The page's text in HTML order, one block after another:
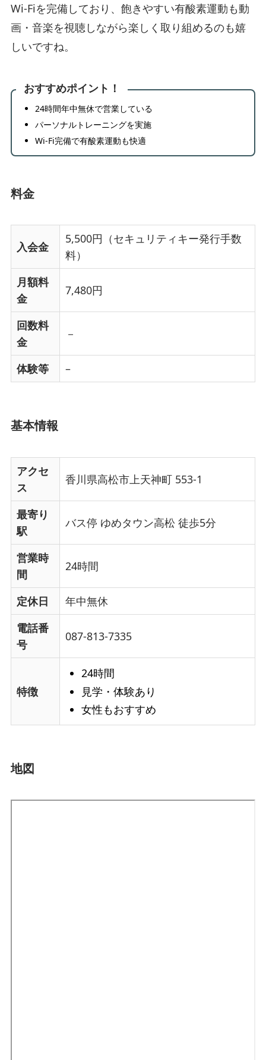
Wi-Fiを完備しており、飽きやすい有酸素運動も動
画・音楽を視聴しながら楽しく取り組めるのも嬉
しいですね。
おすすめポイント！
24時間年中無休で営業している
パーソナルトレーニングを実施
Wi-Fi完備で有酸素運動も快適
料金
入会金
5,500円（セキュリティキー発行手数
料）
月額料
金
7,480円
回数料
金
－
体験等 –
基本情報
アクセ
ス
香川県高松市上天神町 553-1
最寄り
駅
バス停 ゆめタウン高松 徒歩5分
営業時
間
24時間
定休日
年中無休
電話番
号
087-813-7335
特徴
24時間
見学・体験あり
女性もおすすめ
地図